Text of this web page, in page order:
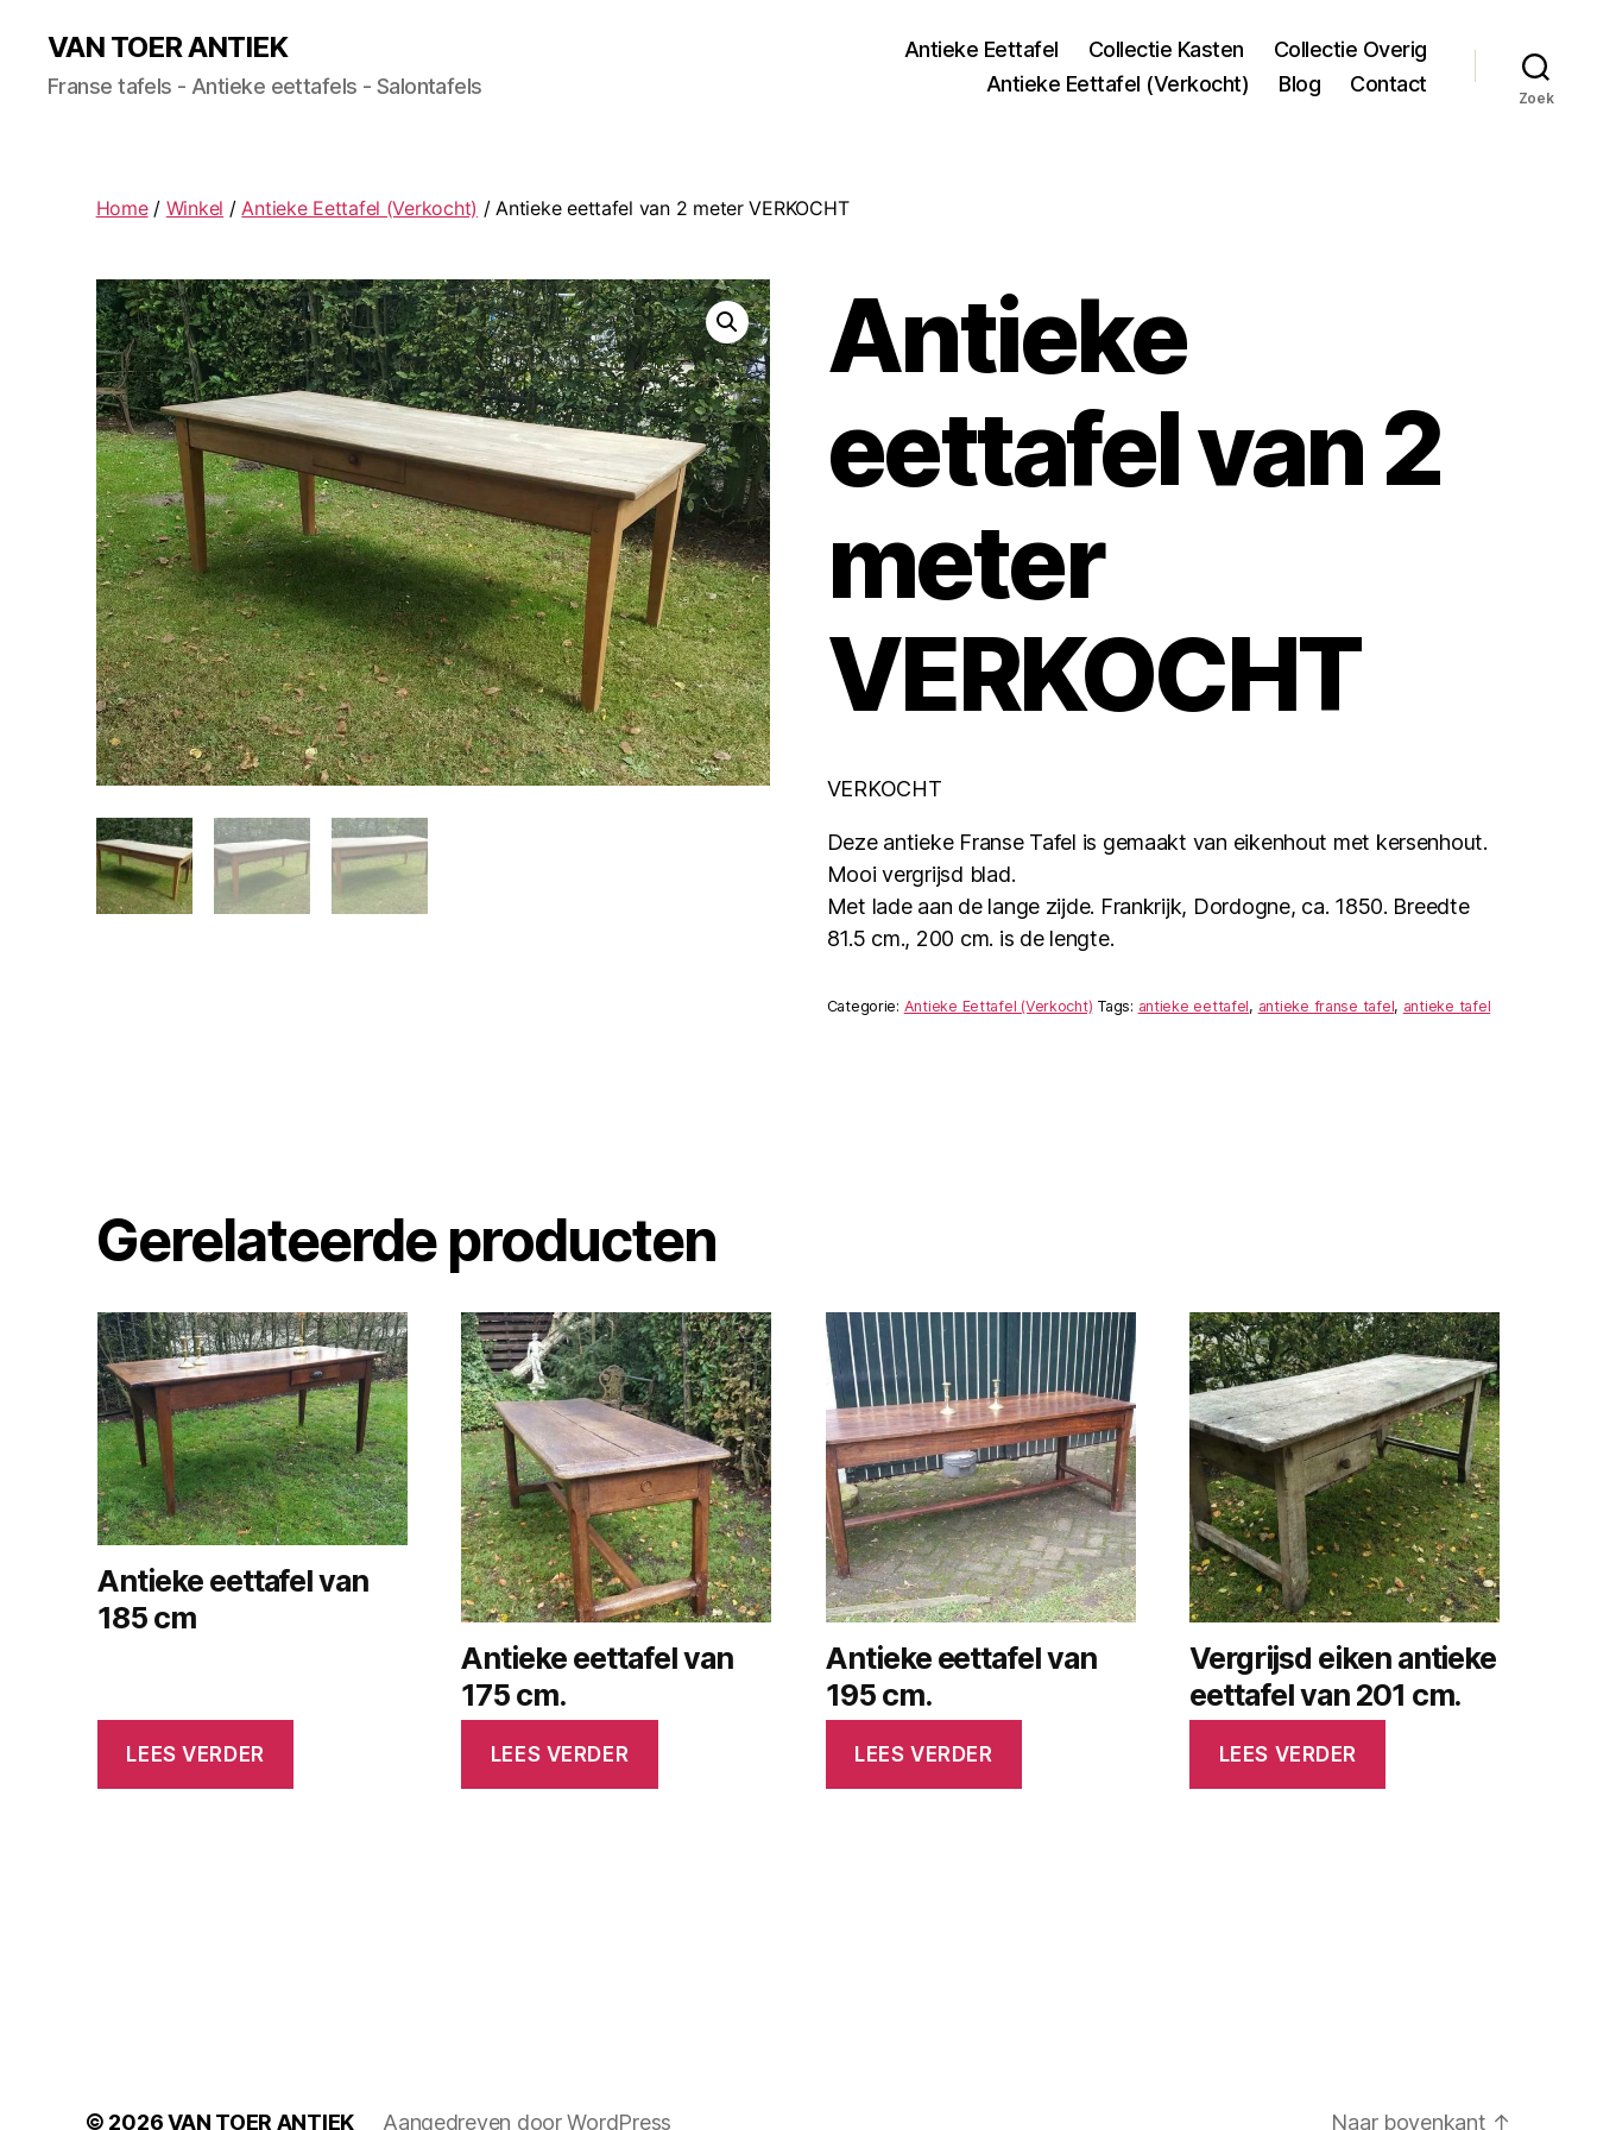
VAN TOER ANTIEK
Franse tafels - Antieke eettafels - Salontafels
Antieke Eettafel Collectie Kasten
Collectie Overig
Antieke Eettafel (Verkocht)
Blog Contact
Zoek
Home/ Winkel / Antieke Eettafel (Verkocht) / Antieke eettafel van 2 meter VERKOCHT
Antieke
eettafel van 2
meter
VERKOCHT
VERKOCHT
Deze antieke Franse Tafel is gemaakt van eikenhout met kersenhout.
Mooi vergrijsd blad.
Met lade aan de lange zijde. Frankrijk, Dordogne, ca. 1850. Breedte
81.5 cm., 200 cm. is de lengte.
Categorie: Antieke Eettafel (Verkocht) Tags: antieke eettafel, antieke franse tafel, antieke tafel
Gerelateerde producten
Antieke eettafel van
185 cm
LEES VERDER
Antieke eettafel van
175 cm.
LEES VERDER
Antieke eettafel van
195 cm.
LEES VERDER
Vergrijsd eiken antieke
eettafel van 201 cm.
LEES VERDER
© 2026VAN TOER ANTIEK Aangedreven door WordPress Naar bovenkant ↑